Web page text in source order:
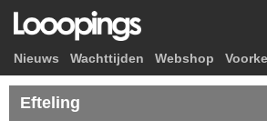
Nieuws Wachttijden Webshop
Efteling